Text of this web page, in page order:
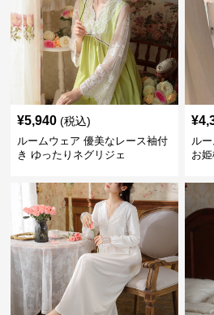
¥5,940 (税込)
ルームウェア 優美なレース袖付
き ゆったりネグリジェ
¥
ル
お